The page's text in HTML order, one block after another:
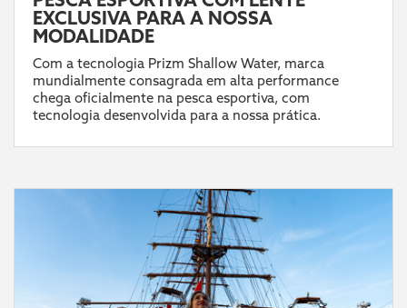
EXCLUSIVA PARA A NOSSA
MODALIDADE
Com a tecnologia Prizm Shallow Water, marca
mundialmente consagrada em alta performance
chega oficialmente na pesca esportiva, com
tecnologia desenvolvida para a nossa prática.